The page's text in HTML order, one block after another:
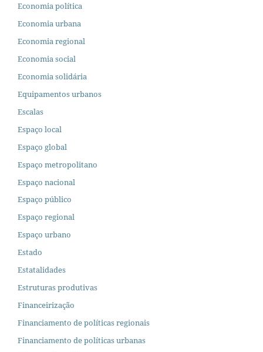
Economia política
Economia urbana
Economia regional
Economia social
Economia solidária
Equipamentos urbanos
Escalas
Espaço local
Espaço global
Espaço metropolitano
Espaço nacional
Espaço público
Espaço regional
Espaço urbano
Estado
Estatalidades
Estruturas produtivas
Financeirização
Financiamento de políticas regionais
Financiamento de políticas urbanas